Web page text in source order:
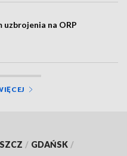
uzbrojenia na ORP
/ GDAŃSK /